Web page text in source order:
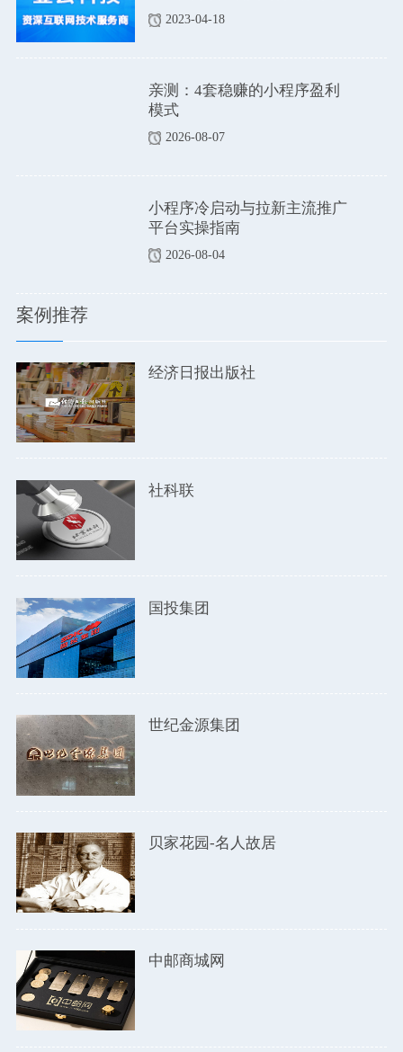
优点和缺点吗？
2023-04-18
亲测：4套稳赚的小程序盈利
模式
2026-08-07
小程序冷启动与拉新主流推广
平台实操指南
2026-08-04
案例推荐
经济日报出版社
社科联
国投集团
世纪金源集团
贝家花园-名人故居
中邮商城网